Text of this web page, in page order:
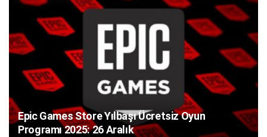
Epic Games Store Yılbaşı Ücretsiz Oyun
Programı 2025: 26 Aralık